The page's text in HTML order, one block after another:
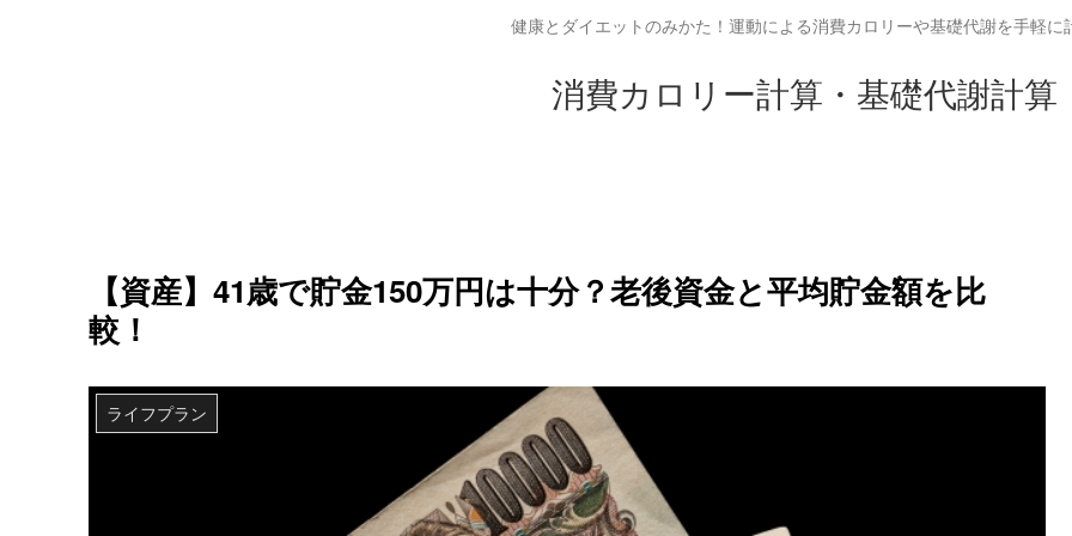
健康とダイエットのみかた！運動による消費カロリーや基礎代謝を手軽に
消費カロリー計算・基礎代謝計算
【資産】41歳で貯金150万円は十分？老後資金と平均貯金額を比
較！
ライフプラン